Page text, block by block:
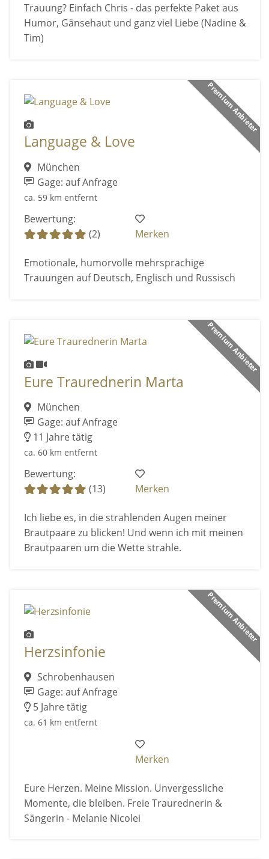
Trauung? Einfach Chris - das perfekte Paket aus
Humor, Gänsehaut und ganz viel Liebe (Nadine &
Tim)
Premium Anbieter
Language & Love
München
Gage: auf Anfrage
ca. 59 km entfernt
Bewertung:
(2)
Merken
Emotionale, humorvolle mehrsprachige
Trauungen auf Deutsch, Englisch und Russisch
Premium Anbieter
Eure Traurednerin Marta
München
Gage: auf Anfrage
11 Jahre tätig
ca. 60 km entfernt
Bewertung:
(13)
Merken
Ich liebe es, in die strahlenden Augen meiner
Brautpaare zu blicken! Und wenn ich mit meinen
Brautpaaren um die Wette strahle.
Premium Anbieter
Herzsinfonie
Schrobenhausen
Gage: auf Anfrage
5 Jahre tätig
ca. 61 km entfernt
Merken
Eure Herzen. Meine Mission. Unvergessliche
Momente, die bleiben. Freie Traurednerin &
Sängerin - Melanie Nicolei